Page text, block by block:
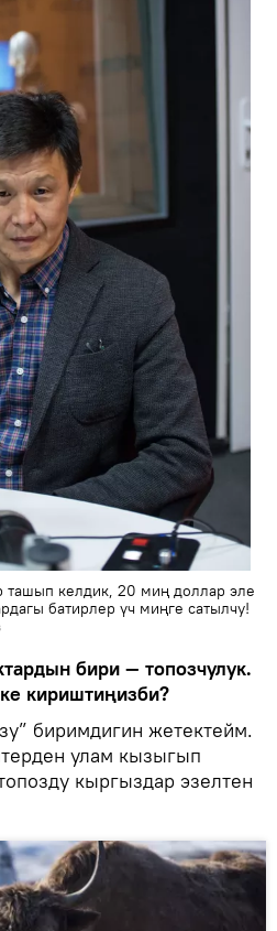
келдик, 20 миң доллар эле
батирлер үч миңге сатылчу!
бири — топозчулук.
кириштиңизби?
биримдигин жетектейм.
улам кызыгып
кыргыздар эзелтен